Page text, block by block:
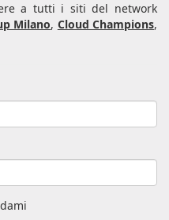
a tutti i siti del network
Milano, Cloud Champions,